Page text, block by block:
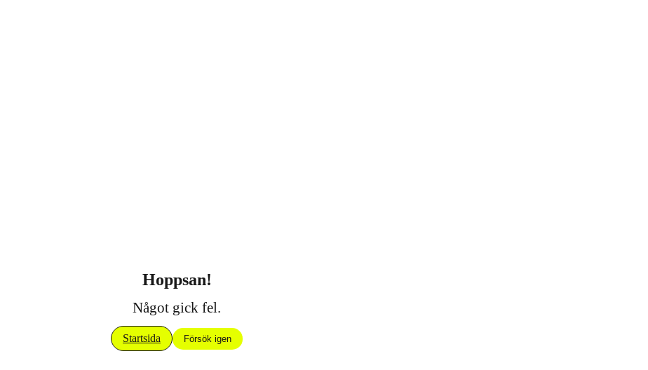
Hoppsan!
Något gick fel.
Startsida Försök igen